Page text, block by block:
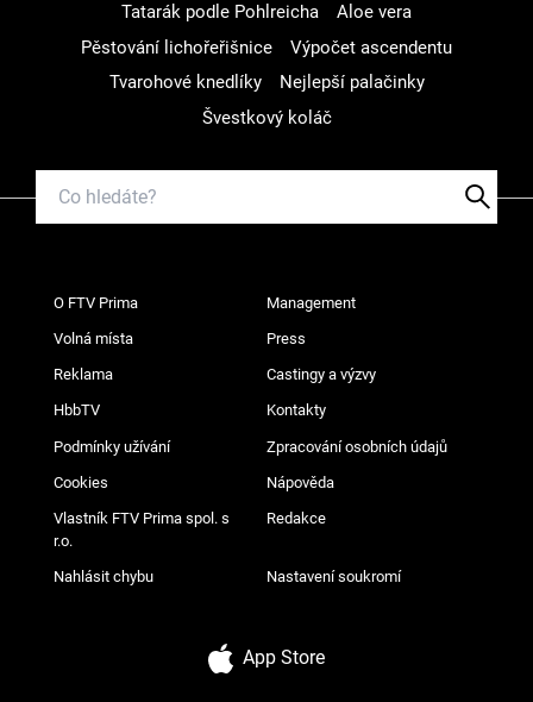
Tatarák podle Pohlreicha
Aloe vera
Pěstování lichořeřišnice
Výpočet ascendentu
Tvarohové knedlíky
Nejlepší palačinky
Švestkový koláč
O FTV Prima Management
Volná místa Press
Reklama Castingy a výzvy
HbbTV Kontakty
Podmínky užívání Zpracování osobních údajů
Cookies Nápověda
Vlastník FTV Prima spol. s
r.o.
Redakce
Nahlásit chybu Nastavení soukromí
App Store